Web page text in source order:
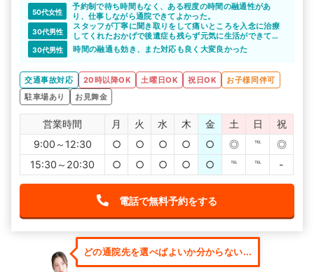
50代女性
予約制で待ち時間もなく、ある程度の時間の融通性があ
り、仕事しながら通院できてよかった。
30代男性
スタッフが丁寧に聞き取りをして痛いところを入念に治療
してくれたおかげで後遺症も残らず元気に生活ができてい
る。
30代男性 時間の融通も効き、また対応も良く大変良かった
交通事故対応 20時以降OK 土曜日OK 祝日OK
お子様同伴可
駐車場あり
お見舞金
営業時間 月 火 水 木 金 土 日
祝
9:00～12:30
○ ○ ○ ○ ○ ◎ ℡
◎
15:30～20:30
○ ○ ○ ○ ○ ℡ ℡ -
電話で無料予約をする
どの通院先を選べばよいか分からない...